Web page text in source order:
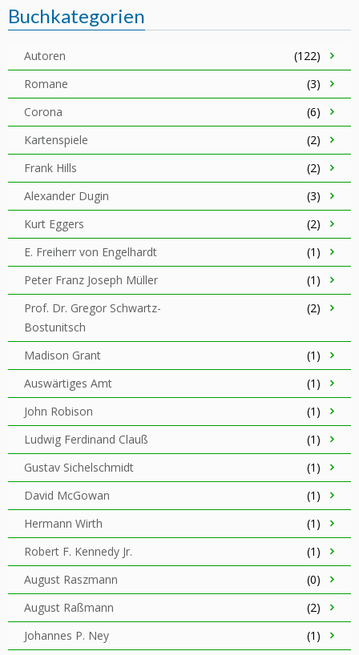
Buchkategorien
Autoren
(122)
Romane
(3)
Corona
(6)
Kartenspiele
(2)
Frank Hills
(2)
Alexander Dugin
(3)
Kurt Eggers
(2)
E. Freiherr von Engelhardt
(1)
Peter Franz Joseph Müller
(1)
Prof. Dr. Gregor Schwartz-
Bostunitsch
(2)
Madison Grant
(1)
Auswärtiges Amt
(1)
John Robison
(1)
Ludwig Ferdinand Clauß
(1)
Gustav Sichelschmidt
(1)
David McGowan
(1)
Hermann Wirth
(1)
Robert F. Kennedy Jr.
(1)
August Raszmann
(0)
August Raßmann
(2)
Johannes P. Ney
(1)